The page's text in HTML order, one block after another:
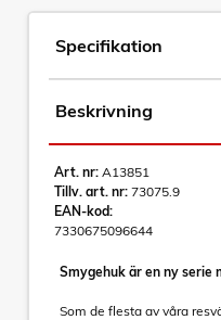
Specifikation
Beskrivning
Art. nr: A13851
Tillv. art. nr: 73075.9
EAN-kod:
7330675096644
Smygehuk är en ny serie
Som de flesta av våra